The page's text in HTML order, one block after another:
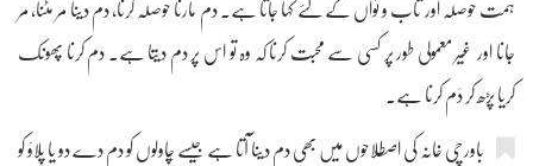
ہمت حوصلہ اور تاب و تواں کے لئے کہا جاتا ہے۔ دم مارنا حوصلہ کرنا، دم دینا مر مٹنا، مر
جانا اور غیر معمولی طور پر کسی سے محبت کرنا کہ وہ تو اس پر دم دیتا ہے۔ دم کرنا پھونک
کریا پڑھ کر دَم کرنا ہے۔
باورچی خانہ کی اصطلاحوں میں بھی دم دینا آتا ہے جیسے چاولوں کو دم دے دو یا پلاؤ کو